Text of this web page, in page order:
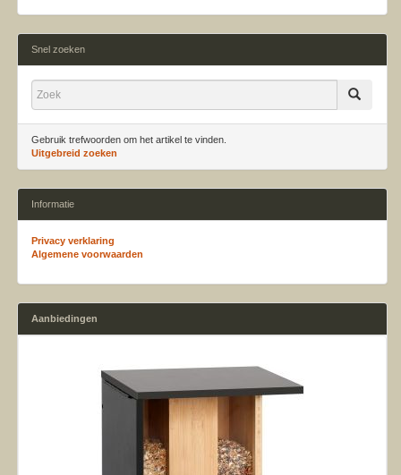
Snel zoeken
Gebruik trefwoorden om het artikel te vinden.
Uitgebreid zoeken
Informatie
Privacy verklaring
Algemene voorwaarden
Aanbiedingen